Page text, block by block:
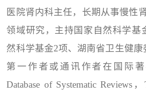
医院肾内科主任，长期从事慢性
领域研究，主持国家自然科学基
然科学基金2项、湖南省卫生健
第一作者或通讯作者在国际著
Database of Systematic Reviews，